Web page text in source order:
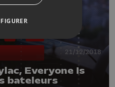
21/12/2018
Everyone Is
bateleurs